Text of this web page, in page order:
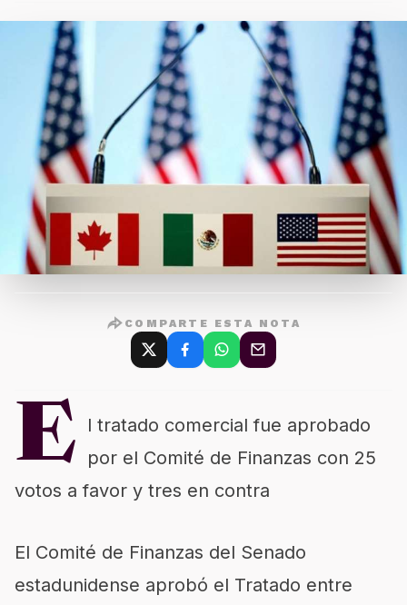
COMPARTE ESTA NOTA
E
l tratado comercial fue aprobado
por el Comité de Finanzas con 25
votos a favor y tres en contra
El Comité de Finanzas del Senado
estadunidense aprobó el Tratado entre